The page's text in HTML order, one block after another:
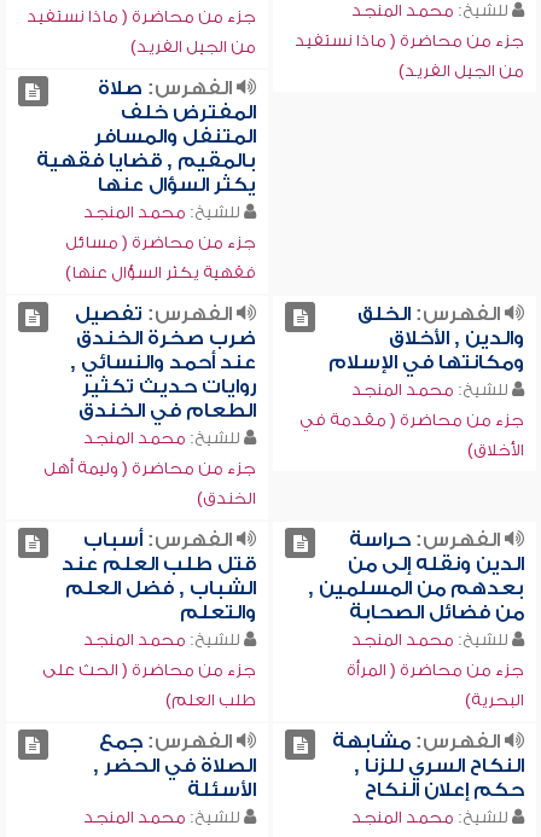
للشيخ: محمد المنجد
جزء من محاضرة ( ماذا نستفيد
من الجيل الفريد)
جزء من محاضرة ( ماذا نستفيد
من الجيل الفريد)
الفهرس: صلاة
المفترض خلف
المتنفل والمسافر
بالمقيم , قضايا فقهية
يكثر السؤال عنها
للشيخ: محمد المنجد
جزء من محاضرة ( مسائل
فقهية يكثر السؤال عنها)
الفهرس:الخلق
والدين , الأخلاق
ومكانتها في الإسلام
للشيخ: محمد المنجد
جزء من محاضرة ( مقدمة في
الأخلاق)
الفهرس: تفصيل
ضرب صخرة الخندق
عند أحمد والنسائي ,
روايات حديث تكثير
الطعام في الخندق
للشيخ: محمد المنجد
جزء من محاضرة ( وليمة أهل
الخندق)
الفهرس:حراسة
الدين ونقله إلى من
بعدهم من المسلمين ,
من فضائل الصحابة
للشيخ: محمد المنجد
جزء من محاضرة ( المرأة
البحرية)
الفهرس:أسباب
قتل طلب العلم عند
الشباب , فضل العلم
والتعلم
للشيخ: محمد المنجد
جزء من محاضرة ( الحث على
طلب العلم)
الفهرس:مشابهة
النكاح السري للزنا ,
حكم إعلان النكاح
للشيخ: محمد المنجد
الفهرس:جمع
الصلاة في الحضر ,
الأسئلة
للشيخ: محمد المنجد